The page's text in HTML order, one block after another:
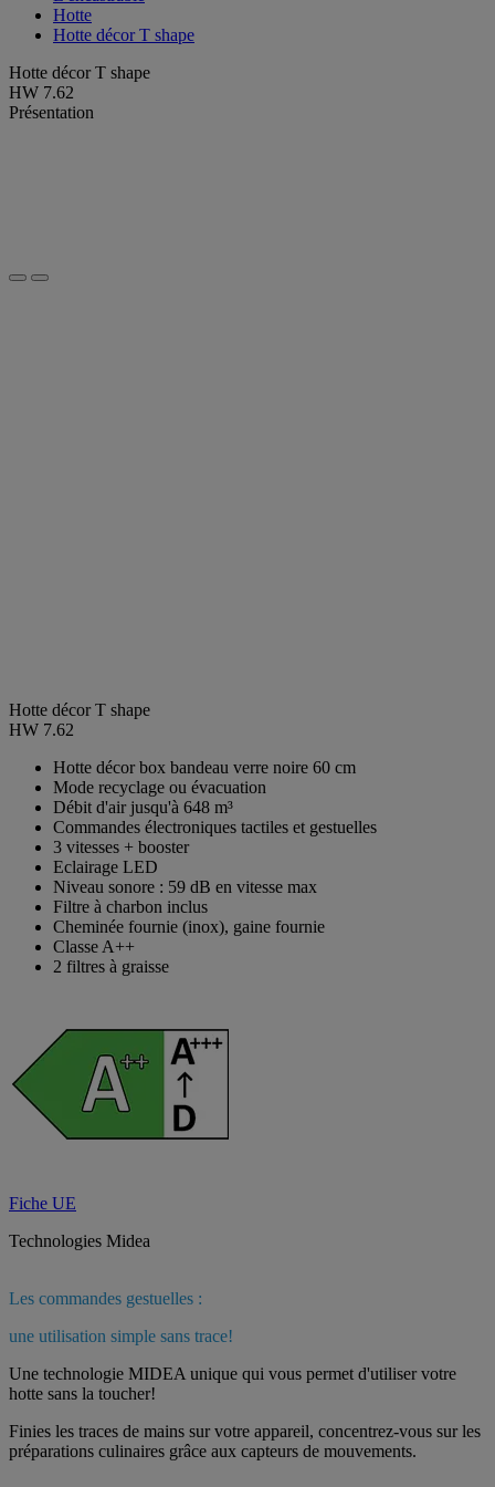
Hotte
Hotte décor T shape
Hotte décor T shape
HW 7.62
Présentation
Hotte décor T shape
HW 7.62
Hotte décor box bandeau verre noire 60 cm
Mode recyclage ou évacuation
Débit d'air jusqu'à 648 m³
Commandes électroniques tactiles et gestuelles
3 vitesses + booster
Eclairage LED
Niveau sonore : 59 dB en vitesse max
Filtre à charbon inclus
Cheminée fournie (inox), gaine fournie
Classe A++
2 filtres à graisse
Fiche UE
Technologies Midea
Les commandes gestuelles :
une utilisation simple sans trace!
Une technologie MIDEA unique qui vous permet d'utiliser votre
hotte sans la toucher!
Finies les traces de mains sur votre appareil, concentrez-vous sur les
préparations culinaires grâce aux capteurs de mouvements.